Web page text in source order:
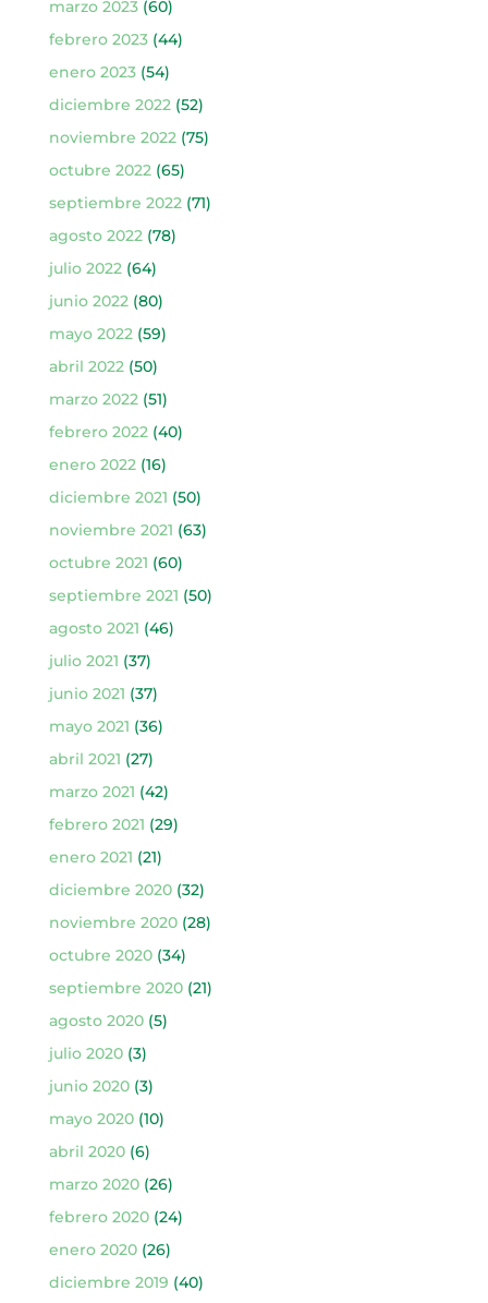
marzo 2023(60)
febrero 2023(44)
enero 2023(54)
diciembre 2022(52)
noviembre 2022(75)
octubre 2022(65)
septiembre 2022(71)
agosto 2022(78)
julio 2022(64)
junio 2022(80)
mayo 2022(59)
abril 2022(50)
marzo 2022(51)
febrero 2022(40)
enero 2022(16)
diciembre 2021 (50)
noviembre 2021 (63)
octubre 2021 (60)
septiembre 2021 (50)
agosto 2021 (46)
julio 2021 (37)
junio 2021 (37)
mayo 2021 (36)
abril 2021 (27)
marzo 2021 (42)
febrero 2021 (29)
enero 2021 (21)
diciembre 2020(32)
noviembre 2020(28)
octubre 2020(34)
septiembre 2020(21)
agosto 2020(5)
julio 2020(3)
junio 2020(3)
mayo 2020(10)
abril 2020(6)
marzo 2020(26)
febrero 2020(24)
enero 2020(26)
diciembre 2019 (40)